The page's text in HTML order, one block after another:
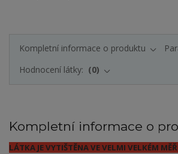
Kompletní informace o produktu
Hodnocení látky:
0
Kompletní informace o
LÁTKA JE VYTIŠTĚNA VE VELMI VELKÉM